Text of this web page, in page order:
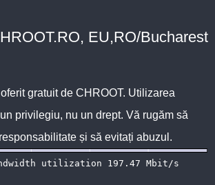
EU,RO/Bucharest
gratuit de CHROOT. Utilizarea
privilegiu, nu un drept. Vă rugăm să
și să evitați abuzul.